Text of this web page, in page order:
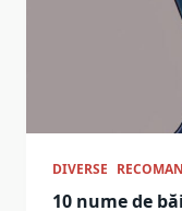
DIVERSE
10 nume de